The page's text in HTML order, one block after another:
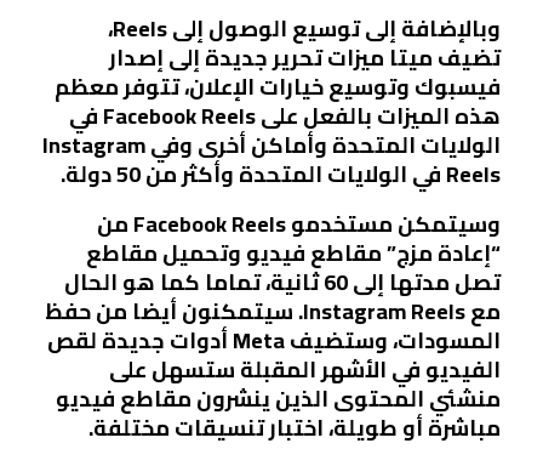
وبالإضافة إلى توسيع الوصول إلى Reels،
تضيف ميتا ميزات تحرير جديدة إلى إصدار
فيسبوك وتوسيع خيارات الإعلان، تتوفر معظم
هذه الميزات بالفعل على Facebook Reels في
الولايات المتحدة وأماكن أخرى وفي Instagram
Reels في الولايات المتحدة وأكثر من 50 دولة.
وسيتمكن مستخدمو Facebook Reels من
“إعادة مزج” مقاطع فيديو وتحميل مقاطع
تصل مدتها إلى 60 ثانية، تماما كما هو الحال
مع Instagram Reels. سيتمكنون أيضا من حفظ
المسودات، وستضيف Meta أدوات جديدة لقص
الفيديو في الأشهر المقبلة ستسهل على
منشئي المحتوى الذين ينشرون مقاطع فيديو
مباشرة أو طويلة، اختبار تنسيقات مختلفة.